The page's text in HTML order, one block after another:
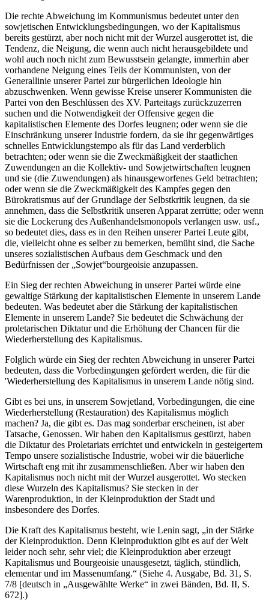
Die rechte Abweichung im Kommunismus bedeutet unter den
sowjetischen Entwicklungsbedingungen, wo der Kapitalismus
bereits gestürzt, aber noch nicht mit der Wurzel ausgerottet ist, die
Tendenz, die Neigung, die wenn auch nicht herausgebildete und
wohl auch noch nicht zum Bewusstsein gelangte, immerhin aber
vorhandene Neigung eines Teils der Kommunisten, von der
Generallinie unserer Partei zur bürgerlichen Ideologie hin
abzuschwenken. Wenn gewisse Kreise unserer Kommunisten die
Partei von den Beschlüssen des XV. Parteitags zurückzuzerren
suchen und die Notwendigkeit der Offensive gegen die
kapitalistischen Elemente des Dorfes leugnen; oder wenn sie die
Einschränkung unserer Industrie fordern, da sie ihr gegenwärtiges
schnelles Entwicklungstempo als für das Land verderblich
betrachten; oder wenn sie die Zweckmäßigkeit der staatlichen
Zuwendungen an die Kollektiv- und Sowjetwirtschaften leugnen
und sie (die Zuwendungen) als hinausgeworfenes Geld betrachten;
oder wenn sie die Zweckmäßigkeit des Kampfes gegen den
Bürokratismus auf der Grundlage der Selbstkritik leugnen, da sie
annehmen, dass die Selbstkritik unseren Apparat zerrütte; oder wenn
sie die Lockerung des Außenhandelsmonopols verlangen usw. usf.,
so bedeutet dies, dass es in den Reihen unserer Partei Leute gibt,
die, vielleicht ohne es selber zu bemerken, bemüht sind, die Sache
unseres sozialistischen Aufbaus dem Geschmack und den
Bedürfnissen der „Sowjet“bourgeoisie anzupassen.
Ein Sieg der rechten Abweichung in unserer Partei würde eine
gewaltige Stärkung der kapitalistischen Elemente in unserem Lande
bedeuten. Was bedeutet aber die Stärkung der kapitalistischen
Elemente in unserem Lande? Sie bedeutet die Schwächung der
proletarischen Diktatur und die Erhöhung der Chancen für die
Wiederherstellung des Kapitalismus.
Folglich würde ein Sieg der rechten Abweichung in unserer Partei
bedeuten, dass die Vorbedingungen gefördert werden, die für die
'Wiederherstellung des Kapitalismus in unserem Lande nötig sind.
Gibt es bei uns, in unserem Sowjetland, Vorbedingungen, die eine
Wiederherstellung (Restauration) des Kapitalismus möglich
machen? Ja, die gibt es. Das mag sonderbar erscheinen, ist aber
Tatsache, Genossen. Wir haben den Kapitalismus gestürzt, haben
die Diktatur des Proletariats errichtet und entwickeln in gesteigertem
Tempo unsere sozialistische Industrie, wobei wir die bäuerliche
Wirtschaft eng mit ihr zusammenschließen. Aber wir haben den
Kapitalismus noch nicht mit der Wurzel ausgerottet. Wo stecken
diese Wurzeln des Kapitalismus? Sie stecken in der
Warenproduktion, in der Kleinproduktion der Stadt und
insbesondere des Dorfes.
Die Kraft des Kapitalismus besteht, wie Lenin sagt, „in der Stärke
der Kleinproduktion. Denn Kleinproduktion gibt es auf der Welt
leider noch sehr, sehr viel; die Kleinproduktion aber erzeugt
Kapitalismus und Bourgeoisie unausgesetzt, täglich, stündlich,
elementar und im Massenumfang.“ (Siehe 4. Ausgabe, Bd. 31, S.
7/8 [deutsch in „Ausgewählte Werke“ in zwei Bänden, Bd. II, S.
672].)